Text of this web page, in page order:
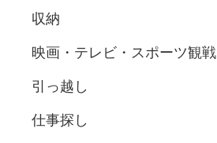
収納
映画・テレビ・スポーツ観戦
引っ越し
仕事探し